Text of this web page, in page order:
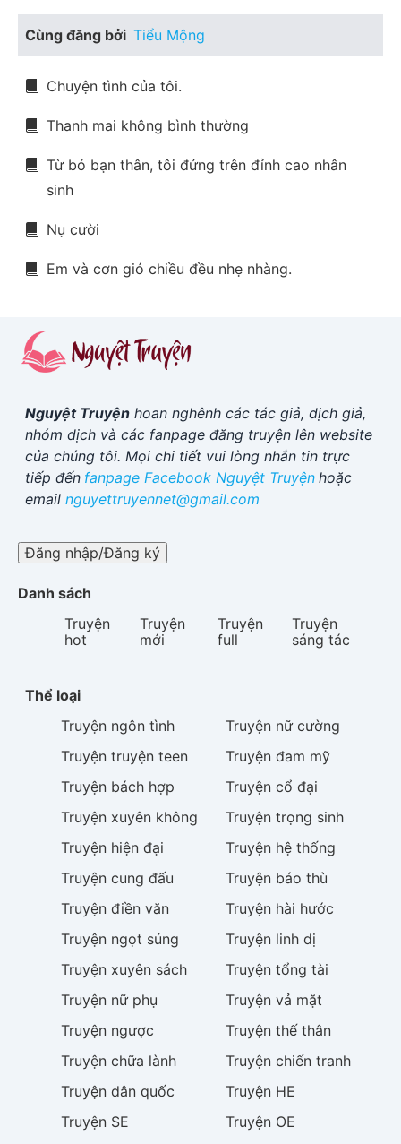
Cùng đăng bởi Tiểu Mộng
Chuyện tình của tôi.
Thanh mai không bình thường
Từ bỏ bạn thân, tôi đứng trên đỉnh cao nhân
sinh
Nụ cười
Em và cơn gió chiều đều nhẹ nhàng.
Nguyệt Truyện hoan nghênh các tác giả, dịch giả,
nhóm dịch và các fanpage đăng truyện lên website
của chúng tôi. Mọi chi tiết vui lòng nhắn tin trực
tiếp đến fanpage Facebook Nguyệt Truyện hoặc
email nguyettruyennet@gmail.com
Đăng nhập/Đăng ký
Danh sách
Truyện
hot
Truyện
mới
Truyện
full
Truyện
sáng tác
Thể loại
Truyện ngôn tình Truyện nữ cường
Truyện truyện teen Truyện đam mỹ
Truyện bách hợp Truyện cổ đại
Truyện xuyên không Truyện trọng sinh
Truyện hiện đại Truyện hệ thống
Truyện cung đấu Truyện báo thù
Truyện điền văn Truyện hài hước
Truyện ngọt sủng Truyện linh dị
Truyện xuyên sách Truyện tổng tài
Truyện nữ phụ Truyện vả mặt
Truyện ngược Truyện thế thân
Truyện chữa lành Truyện chiến tranh
Truyện dân quốc Truyện HE
Truyện SE Truyện OE